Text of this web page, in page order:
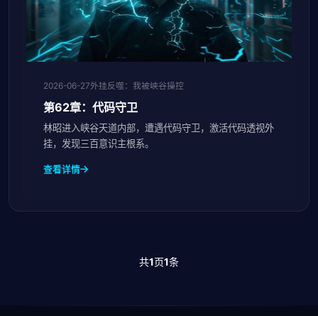
2026-06-27外挂反噬：我被峡谷操控
第62章：代码守卫
林昭进入峡谷天道内部，遭遇代码守卫，激活代码透视外
挂，发现三百意识主根系。
查看详情
共1页1条